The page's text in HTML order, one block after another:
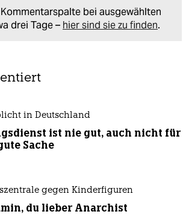
bei ausgewählten
drei Tage – hier sind sie zu finden.
in Deutschland
ist nie gut, auch nicht für
Sache
gegen Kinderfiguren
du lieber Anarchist